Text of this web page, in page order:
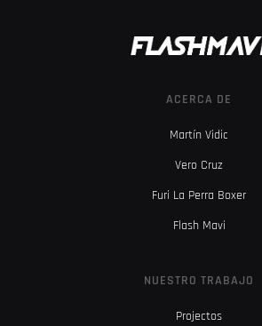
ACERCA DE
Martín Vidic
Vero Cruz
Furi La Perra Boxer
Flash Mavi
NUESTRO TRABAJO
Projectos